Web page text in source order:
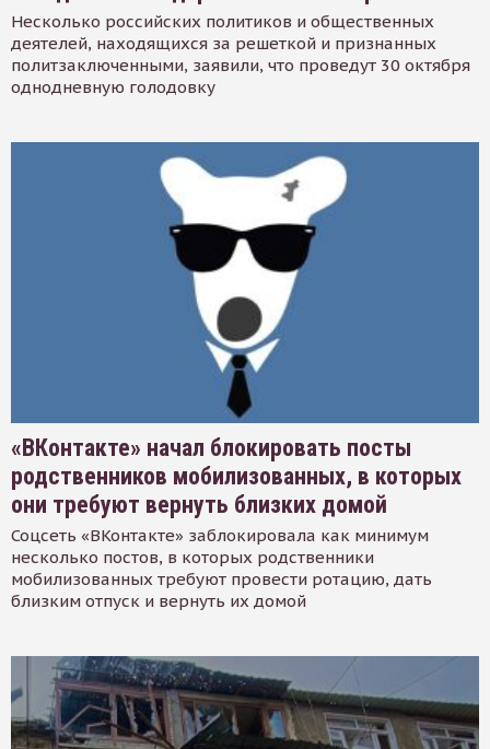
Несколько российских политиков и общественных
деятелей, находящихся за решеткой и признанных
политзаключенными, заявили, что проведут 30 октября
однодневную голодовку
«ВКонтакте» начал блокировать посты
родственников мобилизованных, в которых
они требуют вернуть близких домой
Соцсеть «ВКонтакте» заблокировала как минимум
несколько постов, в которых родственники
мобилизованных требуют провести ротацию, дать
близким отпуск и вернуть их домой